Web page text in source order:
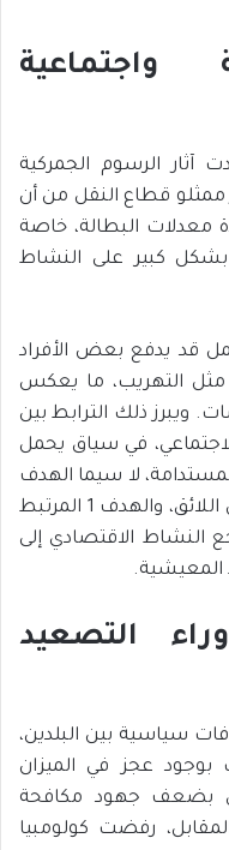
واجتماعية
آثار الرسوم الجمركية
ممثلو قطاع النقل من أن
معدلات البطالة، خاصة
بشكل كبير على النشاط
قد يدفع بعض الأفراد
مثل التهريب، ما يعكس
ويبرز ذلك الترابط بين
في سياق يحمل
لا سيما الهدف
8 المتعلق بالنمو الاقتصادي والعمل اللائق، والهدف 1 المرتبط
النشاط الاقتصادي إلى
التصعيد
سياسية بين البلدين،
بوجود عجز في الميزان
بضعف جهود مكافحة
رفضت كولومبيا